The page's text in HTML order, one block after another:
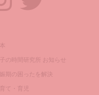
の時間研究所 お知らせ
期の困ったを解決
て・育児